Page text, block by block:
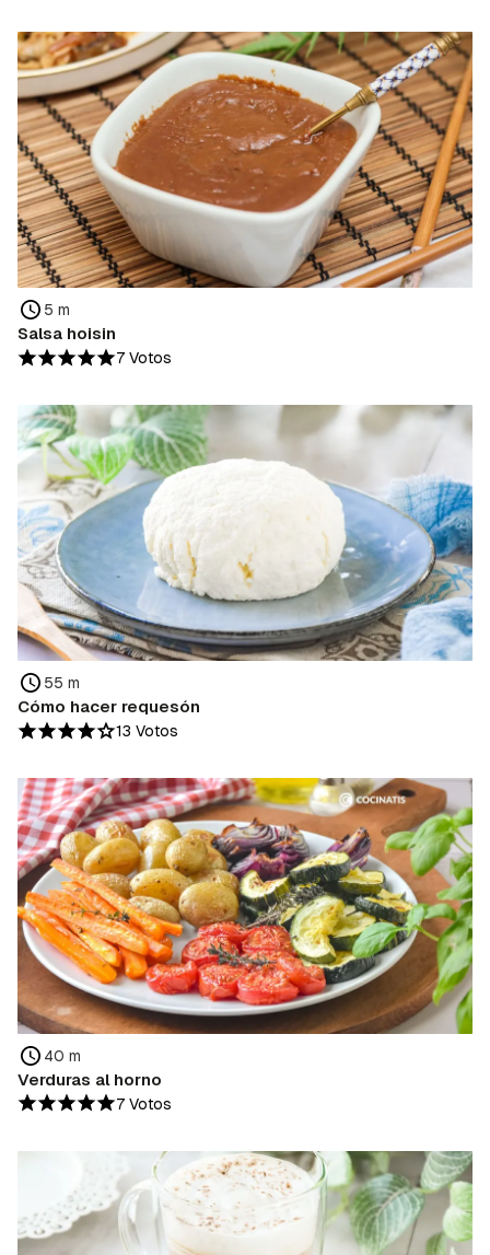
5 m
Salsa hoisin
7 Votos
55 m
Cómo hacer requesón
13 Votos
40 m
Verduras al horno
7 Votos